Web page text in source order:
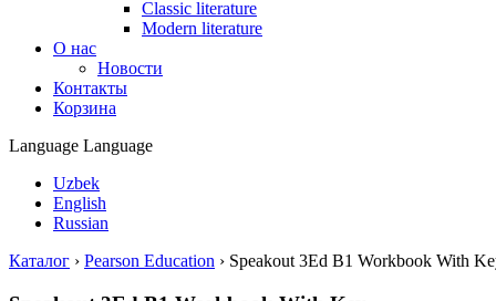
Classic literature
Modern literature
О нас
Новости
Контакты
Корзина
Language Language
Uzbek
English
Russian
Каталог › Pearson Education › Speakout 3Ed B1 Workbook With